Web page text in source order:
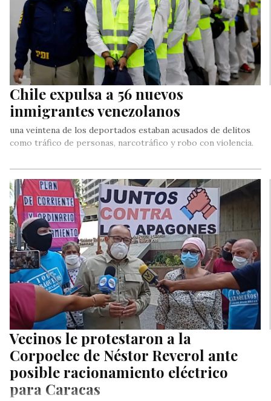
Chile expulsa a 56 nuevos
inmigrantes venezolanos
una veintena de los deportados estaban acusados de delitos
como tráfico de personas, narcotráfico y robo con violencia.
Vecinos le protestaron a la
Corpoelec de Néstor Reverol ante
posible racionamiento eléctrico
para Caracas